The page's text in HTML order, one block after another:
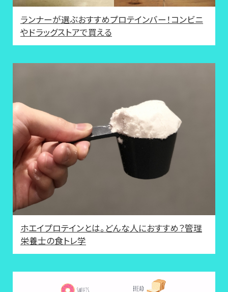
ランナーが選ぶおすすめプロテインバー！コンビニ
やドラッグストアで買える
ホエイプロテインとは。どんな人におすすめ？管理
栄養士の食トレ学